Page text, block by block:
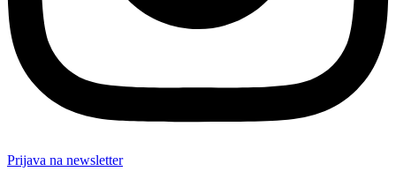
Prijava na newsletter